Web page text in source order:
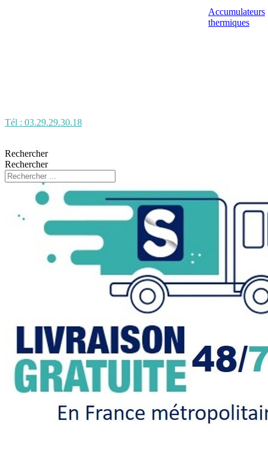
Accumulateurs
thermiques
Tél : 03.29.29.30.18
Rechercher
Rechercher